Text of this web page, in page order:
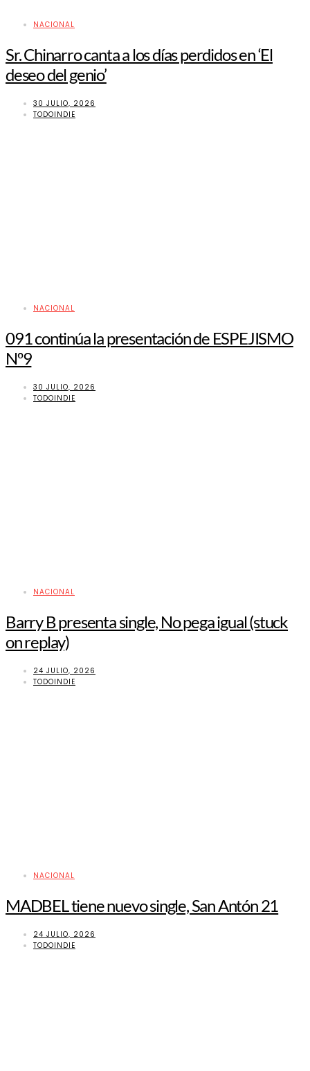
NACIONAL
Sr. Chinarro canta a los días perdidos en ‘El
deseo del genio’
30 JULIO, 2026
TODOINDIE
NACIONAL
091 continúa la presentación de ESPEJISMO
Nº9
30 JULIO, 2026
TODOINDIE
NACIONAL
Barry B presenta single, No pega igual (stuck
on replay)
24 JULIO, 2026
TODOINDIE
NACIONAL
MADBEL tiene nuevo single, San Antón 21
24 JULIO, 2026
TODOINDIE